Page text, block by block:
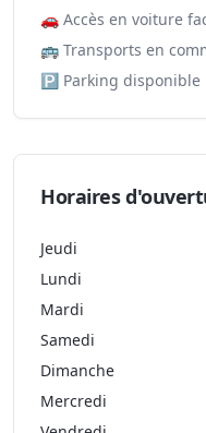
🚗 Accès en voiture
🚌 Transports en
🅿️ Parking disponible
Horaires
Jeudi
Lundi
Mardi
Samedi
Dimanche
Mercredi